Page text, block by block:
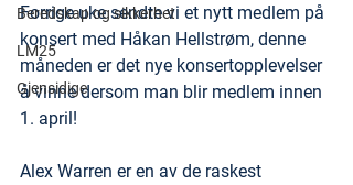
Beredskap og sikkerhet
LM25
Gjensidige
Forrige uke sendte vi et nytt medlem på
konsert med Håkan Hellstrøm, denne
måneden er det nye konsertopplevelser
å vinne dersom man blir medlem innen
1. april!
Alex Warren er en av de raskest